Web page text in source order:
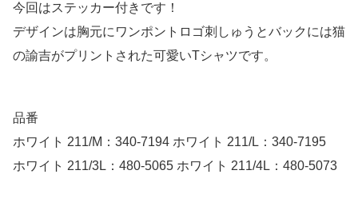
今回はステッカー付きです！
デザインは胸元にワンポントロゴ刺しゅうとバックには猫
の諭吉がプリントされた可愛いTシャツです。
品番
ホワイト 211/M：340-7194 ホワイト 211/L：340-7195
ホワイト 211/3L：480-5065 ホワイト 211/4L：480-5073